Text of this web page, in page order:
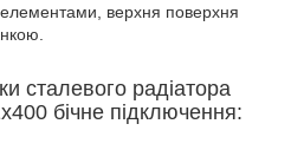
елементами, верхня поверхня
сталевого радіатора
бічне підключення: